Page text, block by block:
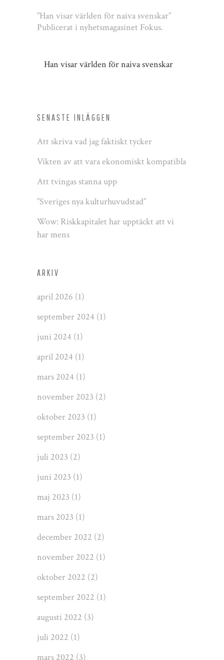
”Han visar världen för naiva svenskar”
Publicerat i nyhetsmagasinet Fokus.
Han visar världen för naiva svenskar
SENASTE INLÄGGEN
Att skriva vad jag faktiskt tycker
Vikten av att vara ekonomiskt kompatibla
Att tvingas stanna upp
”Sveriges nya kulturhuvudstad”
Wow: Riskkapitalet har upptäckt att vi
har mens
ARKIV
april 2026 (1)
september 2024 (1)
juni 2024 (1)
april 2024 (1)
mars 2024 (1)
november 2023 (2)
oktober 2023 (1)
september 2023 (1)
juli 2023 (2)
juni 2023 (1)
maj 2023 (1)
mars 2023 (1)
december 2022 (2)
november 2022 (1)
oktober 2022 (2)
september 2022 (1)
augusti 2022 (3)
juli 2022 (1)
mars 2022 (3)